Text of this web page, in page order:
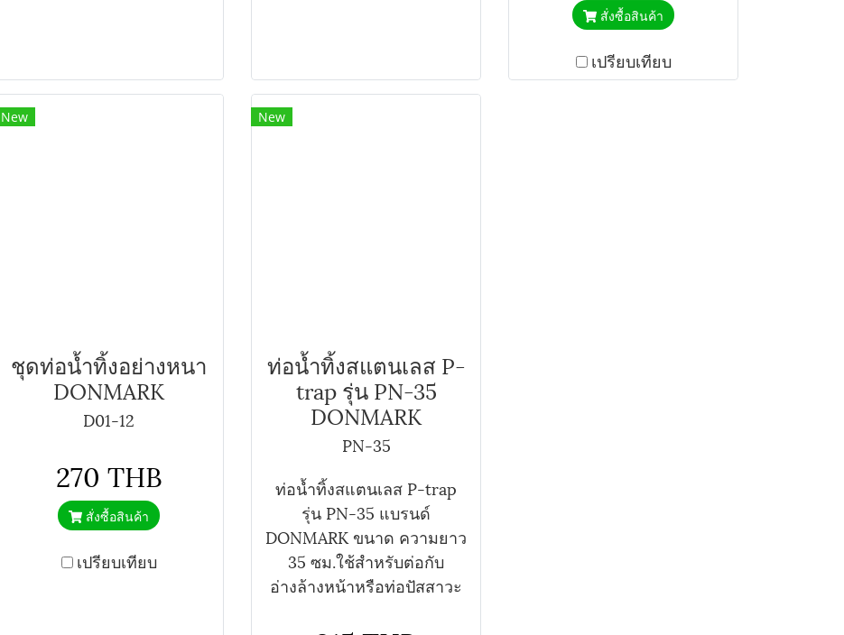
สั่งซื้อสินค้า
เปรียบเทียบ
New
ชุดท่อน้ำทิ้งอย่างหนา
DONMARK
D01-12
270 THB
สั่งซื้อสินค้า
เปรียบเทียบ
New
ท่อน้ำทิ้งสแตนเลส P-
trap รุ่น PN-35
DONMARK
PN-35
ท่อน้ำทิ้งสแตนเลส P-trap
รุ่น PN-35 แบรนด์
DONMARK ขนาด ความยาว
35 ซม.ใช้สำหรับต่อกับ
อ่างล้างหน้าหรือท่อปัสสาวะ